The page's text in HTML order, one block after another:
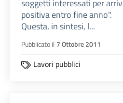
soggetti interessati per
positiva entro fine anno".
Questa, in sintesi, l...
Pubblicato il 7 Ottobre 2011
Lavori pubblici